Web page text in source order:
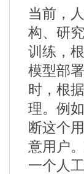
当前，
构、研
训练，
模型部
时，根
理。例
断这个
意用户
一个人